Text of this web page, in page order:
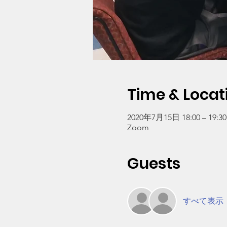
Time &
2020年7月15日 18:00 – 19:30
Zoom
Guests
すべて表示